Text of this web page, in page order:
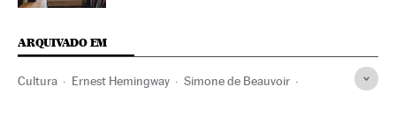
ARQUIVADO EM
Cultura Ernest Hemingway Simone de Beauvoir